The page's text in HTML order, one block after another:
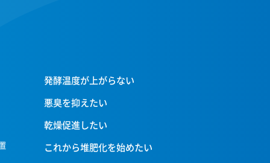
発酵温度が上がらない
悪臭を抑えたい
乾燥促進したい
これから堆肥化を始めたい